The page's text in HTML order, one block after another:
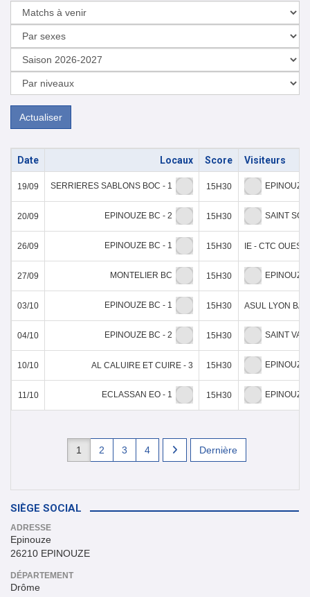
Actualiser
Date Locaux Score Visiteurs
19/09 SERRIERES SABLONS BOC - 1 15H30 EPINOUZE
20/09 EPINOUZE BC - 2 15H30 SAINT
26/09 EPINOUZE BC - 1 15H30 IE - CTC
27/09 MONTELIER BC 15H30 EPINOUZE
03/10 EPINOUZE BC - 1 15H30 ASUL LYON
04/10 EPINOUZE BC - 2 15H30 SAINT
10/10 AL CALUIRE ET CUIRE - 3 15H30 EPINOUZE
11/10 ECLASSAN EO - 1 15H30 EPINOUZE
1 2 3 4 Dernière
SIÈGE SOCIAL
ADRESSE
Epinouze
26210 EPINOUZE
DÉPARTEMENT
Drôme